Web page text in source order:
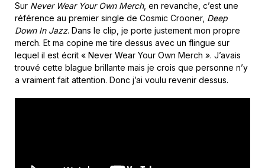
Sur Never Wear Your Own Merch, en revanche, c’est une
référence au premier single de Cosmic Crooner, Deep
Down In Jazz. Dans le clip, je porte justement mon propre
merch. Et ma copine me tire dessus avec un flingue sur
lequel il est écrit « Never Wear Your Own Merch ». J’avais
trouvé cette blague brillante mais je crois que personne n’y
a vraiment fait attention. Donc j’ai voulu revenir dessus.